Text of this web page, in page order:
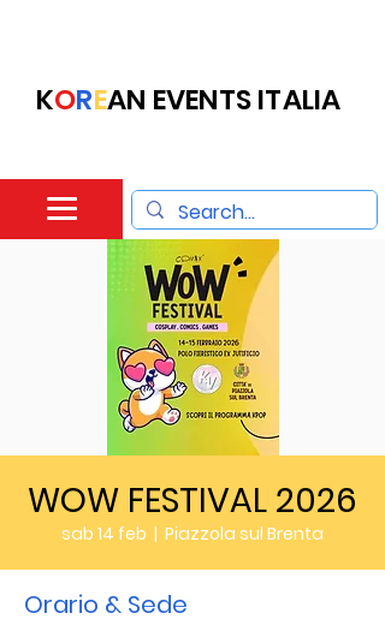
KOREAN EVENTS ITALIA
WOW FESTIVAL 2026
sab 14 feb
  |
Piazzola sul Brenta
Orario & Sede